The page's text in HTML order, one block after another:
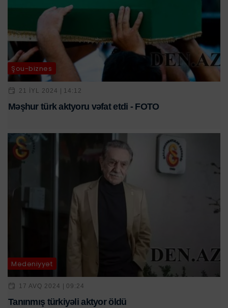
Şou-biznes
21 IYL 2024 | 14:12
Məşhur türk aktyoru vəfat etdi - FOTO
Mədəniyyət
17 AVQ 2024 | 09:24
Tanınmış türkiyəli aktyor öldü